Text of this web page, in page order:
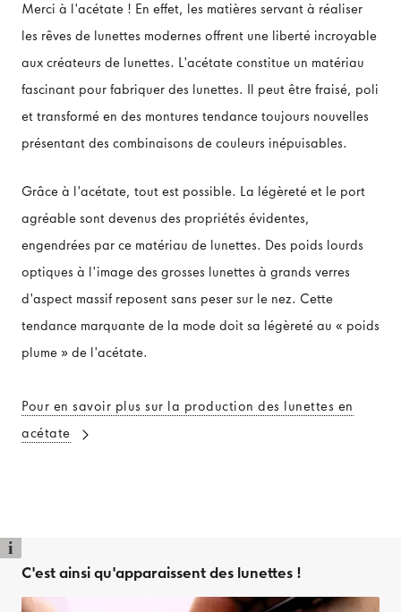
Merci à l'acétate ! En effet, les matières servant à réaliser
les rêves de lunettes modernes offrent une liberté incroyable
aux créateurs de lunettes. L'acétate constitue un matériau
fascinant pour fabriquer des lunettes. Il peut être fraisé, poli
et transformé en des montures tendance toujours nouvelles
présentant des combinaisons de couleurs inépuisables.
Grâce à l'acétate, tout est possible. La légèreté et le port
agréable sont devenus des propriétés évidentes,
engendrées par ce matériau de lunettes. Des poids lourds
optiques à l'image des grosses lunettes à grands verres
d'aspect massif reposent sans peser sur le nez. Cette
tendance marquante de la mode doit sa légèreté au « poids
plume » de l'acétate.
Pour en savoir plus sur la production des lunettes en
acétate
i
C'est ainsi qu'apparaissent des lunettes !